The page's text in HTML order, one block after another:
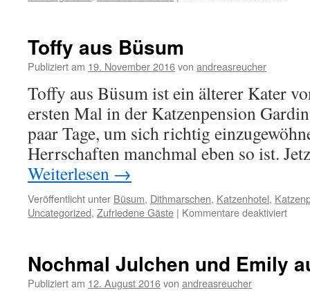
Toffy aus Büsum
Publiziert am 19. November 2016von andreasreucher
Toffy aus Büsum ist ein älterer Kater
ersten Mal in der Katzenpension
paar Tage, um sich richtig
Herrschaften manchmal eben so ist.
Weiterlesen →
Veröffentlicht unter Büsum, Dithmarschen, Katzenhotel,
Uncategorized, Zufriedene Gäste | Kommentare deaktiviertfür
Nochmal Julchen und Emily
Publiziert am 12. August 2016von andreasreucher